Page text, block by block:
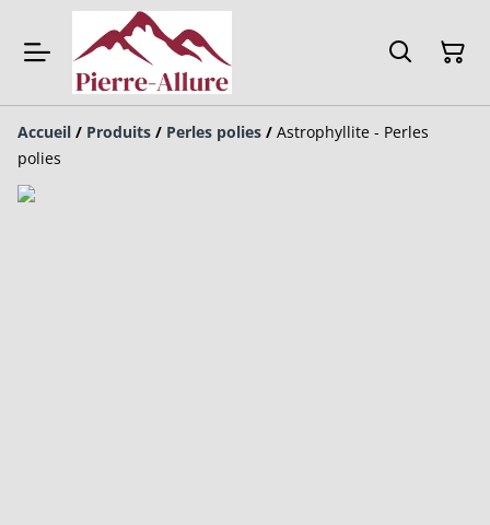
Accueil / Produits / Perles polies / Astrophyllite - Perles
polies